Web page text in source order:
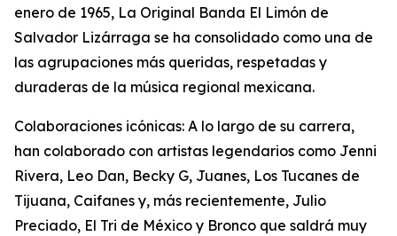
enero de 1965, La Original Banda El Limón de
Salvador Lizárraga se ha consolidado como una de
las agrupaciones más queridas, respetadas y
duraderas de la música regional mexicana.
Colaboraciones icónicas: A lo largo de su carrera,
han colaborado con artistas legendarios como Jenni
Rivera, Leo Dan, Becky G, Juanes, Los Tucanes de
Tijuana, Caifanes y, más recientemente, Julio
Preciado, El Tri de México y Bronco que saldrá muy